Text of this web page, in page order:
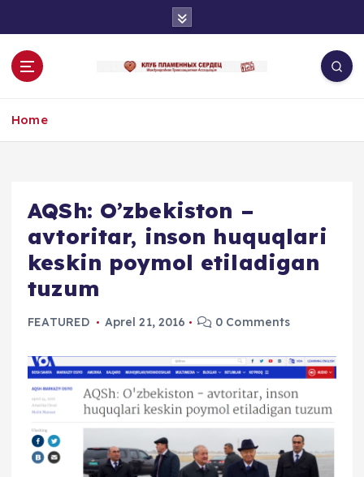
o
Home
AQSh: O’zbekiston –
avtoritar, inson huquqlari
keskin poymol etiladigan
tuzum
FEATURED Aprel 21, 2016 0 Comments